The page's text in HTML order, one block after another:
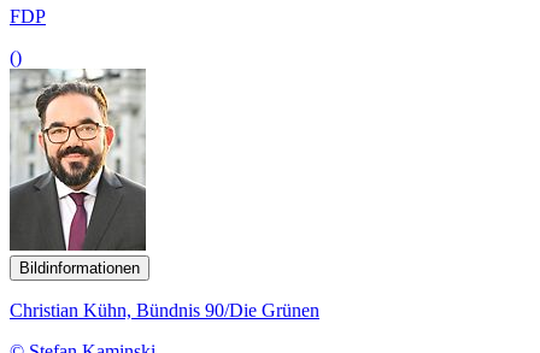
FDP
()
Bildinformationen
Christian Kühn, Bündnis 90/Die Grünen